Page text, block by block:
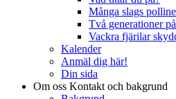
Många slags
Två generationer
Vackra fjärilar
Kalender
Anmäl dig här!
Din sida
Om oss Kontakt och bakgrund